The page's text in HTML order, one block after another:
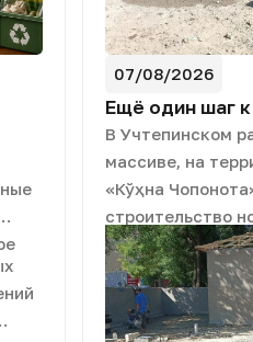
07/08/2026
Ещё один шаг
В Учтепинском
массиве, на
«Кўҳна
строительство
сбора бытовых
завершения
для жителей
комфортное